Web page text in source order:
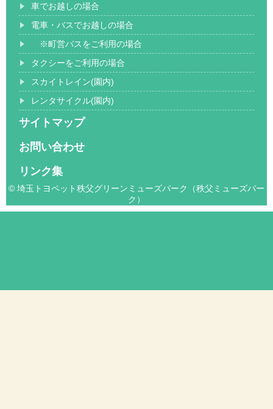
車でお越しの場合
電車・バスでお越しの場合
※町営バスをご利用の場合
タクシーをご利用の場合
スカイトレイン(園内)
レンタサイクル(園内)
サイトマップ
お問い合わせ
リンク集
© 埼玉トヨペット秩父グリーンミューズパーク（秩父ミューズパー
ク）